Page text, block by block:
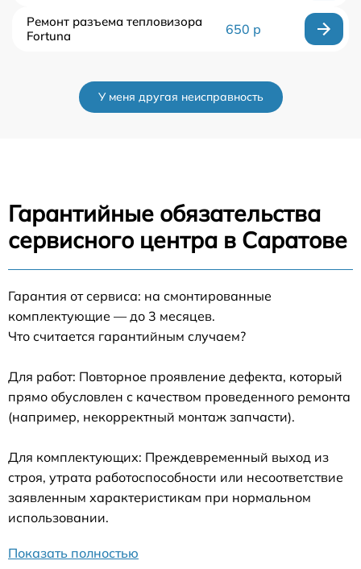
Ремонт разъема тепловизора
Fortuna
650 р
У меня другая неисправность
Гарантийные обязательства
сервисного центра в Саратове
Гарантия от сервиса: на смонтированные
комплектующие — до 3 месяцев.
Что считается гарантийным случаем?
Для работ: Повторное проявление дефекта, который
прямо обусловлен с качеством проведенного ремонта
(например, некорректный монтаж запчасти).
Для комплектующих: Преждевременный выход из
строя, утрата работоспособности или несоответствие
заявленным характеристикам при нормальном
использовании.
Показать полностью